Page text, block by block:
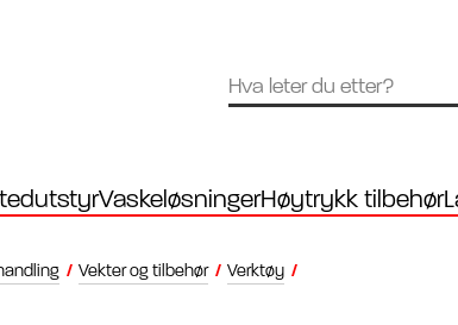
VaskeløsningerHøytrykk tilbehør
/ Vekter og tilbehør / Verktøy /